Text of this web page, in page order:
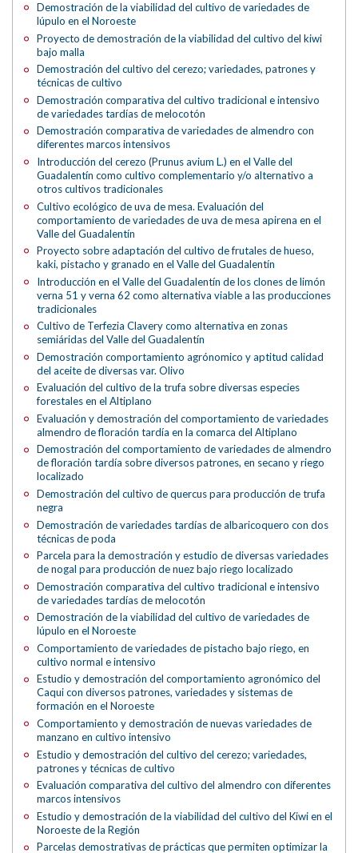
Demostración de la viabilidad del cultivo de variedades de
lúpulo en el Noroeste
Proyecto de demostración de la viabilidad del cultivo del kiwi
bajo malla
Demostración del cultivo del cerezo; variedades, patrones y
técnicas de cultivo
Demostración comparativa del cultivo tradicional e intensivo
de variedades tardías de melocotón
Demostración comparativa de variedades de almendro con
diferentes marcos intensivos
Introducción del cerezo (Prunus avium L.) en el Valle del
Guadalentín como cultivo complementario y/o alternativo a
otros cultivos tradicionales
Cultivo ecológico de uva de mesa. Evaluación del
comportamiento de variedades de uva de mesa apirena en el
Valle del Guadalentín
Proyecto sobre adaptación del cultivo de frutales de hueso,
kaki, pistacho y granado en el Valle del Guadalentín
Introducción en el Valle del Guadalentín de los clones de limón
verna 51 y verna 62 como alternativa viable a las producciones
tradicionales
Cultivo de Terfezia Clavery como alternativa en zonas
semiáridas del Valle del Guadalentín
Demostración comportamiento agrónomico y aptitud calidad
del aceite de diversas var. Olivo
Evaluación del cultivo de la trufa sobre diversas especies
forestales en el Altiplano
Evaluación y demostración del comportamiento de variedades
almendro de floración tardía en la comarca del Altiplano
Demostración del comportamiento de variedades de almendro
de floración tardía sobre diversos patrones, en secano y riego
localizado
Demostración del cultivo de quercus para producción de trufa
negra
Demostración de variedades tardías de albaricoquero con dos
técnicas de poda
Parcela para la demostración y estudio de diversas variedades
de nogal para producción de nuez bajo riego localizado
Demostración comparativa del cultivo tradicional e intensivo
de variedades tardías de melocotón
Demostración de la viabilidad del cultivo de variedades de
lúpulo en el Noroeste
Comportamiento de variedades de pistacho bajo riego, en
cultivo normal e intensivo
Estudio y demostración del comportamiento agronómico del
Caqui con diversos patrones, variedades y sistemas de
formación en el Noroeste
Comportamiento y demostración de nuevas variedades de
manzano en cultivo intensivo
Estudio y demostración del cultivo del cerezo; variedades,
patrones y técnicas de cultivo
Evaluación comparativa del cultivo del almendro con diferentes
marcos intensivos
Estudio y demostración de la viabilidad del cultivo del Kiwi en el
Noroeste de la Región
Parcelas demostrativas de prácticas que permiten optimizar la